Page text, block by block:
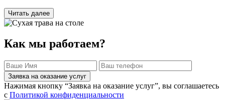
Читать далее
Как мы работаем?
Заявка на оказание услуг
Нажимая кнопку “Заявка на оказание услуг”, вы соглашаетесь
с Политикой конфиденциальности